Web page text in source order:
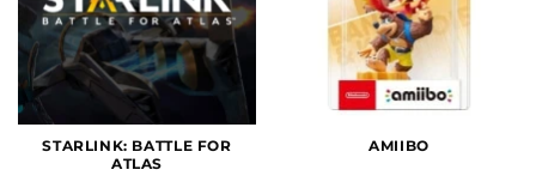
STARLINK: BATTLE FOR
ATLAS
AMIIBO